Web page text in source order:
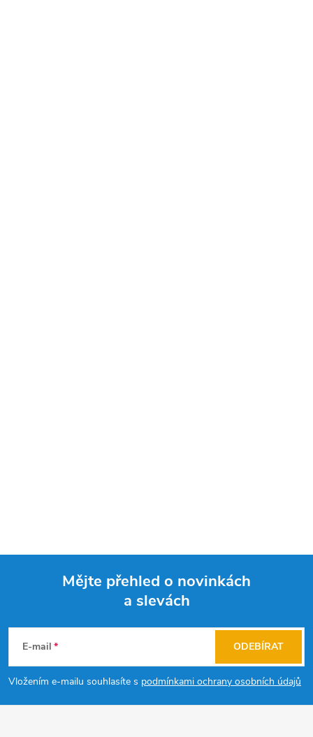
p
a
Mějte přehled o novinkách
a slevách
E-mail
Vložením e-mailu souhlasíte s podmínkami ochrany osobních údajů
ODEBÍRAT